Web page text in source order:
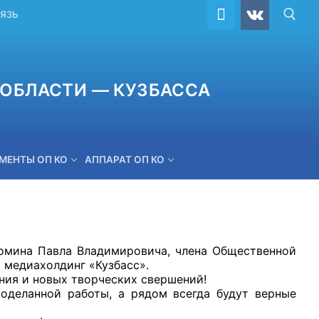
— КУЗБАССА
ОП КО АППАРАТ ОП КО
ОБРАТНАЯ СВЯЗЬ
Павла Владимировича, члена Общественной
«Кузбасс».
и новых творческих свершений!
работы, а рядом всегда будут верные